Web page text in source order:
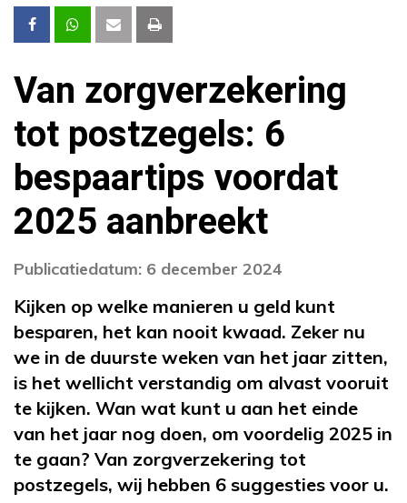
Van zorgverzekering
tot postzegels: 6
bespaartips voordat
2025 aanbreekt
Publicatiedatum: 6 december 2024
Kijken op welke manieren u geld kunt
besparen, het kan nooit kwaad. Zeker nu
we in de duurste weken van het jaar zitten,
is het wellicht verstandig om alvast vooruit
te kijken. Wan wat kunt u aan het einde
van het jaar nog doen, om voordelig 2025 in
te gaan? Van zorgverzekering tot
postzegels, wij hebben 6 suggesties voor u.